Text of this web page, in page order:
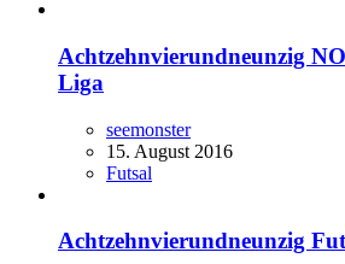
Achtzehnvierundneunzig
Liga
seemonster
15. August 2016
Futsal
Achtzehnvierundneunzig